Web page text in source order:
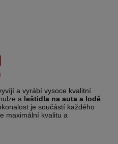
a vyrábí vysoce kvalitní
a leštidla na auta a lodě
je součástí každého
maximální kvalitu a